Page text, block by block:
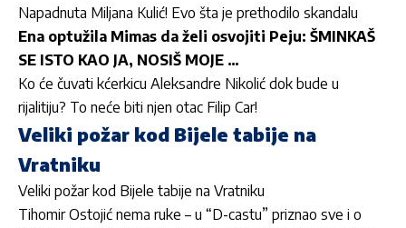
Napadnuta Miljana Kulić! Evo šta je prethodilo skandalu
Ena optužila Mimas da želi osvojiti Peju: ŠMINKAŠ
SE ISTO KAO JA, NOSIŠ MOJE …
Ko će čuvati kćerkicu Aleksandre Nikolić dok bude u
rijalitiju? To neće biti njen otac Filip Car!
Veliki požar kod Bijele tabije na
Vratniku
Veliki požar kod Bijele tabije na Vratniku
Tihomir Ostojić nema ruke – u “D-castu” priznao sve i o